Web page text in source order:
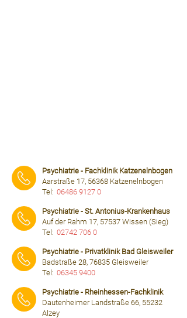
Psychiatrie - Fachklinik Katzenelnbogen
Aarstraße 17, 56368 Katzenelnbogen
Tel: 06486 9127 0
Psychiatrie - St. Antonius-Krankenhaus
Auf der Rahm 17, 57537 Wissen (Sieg)
Tel: 02742 706 0
Psychiatrie - Privatklinik Bad Gleisweiler
Badstraße 28, 76835 Gleisweiler
Tel: 06345 9400
Psychiatrie - Rheinhessen-Fachklinik
Dautenheimer Landstraße 66, 55232
Alzey